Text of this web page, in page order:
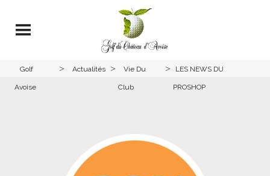
Golf
Avoise
> Actualités > Vie Du
Club
> LES NEWS DU
PROSHOP